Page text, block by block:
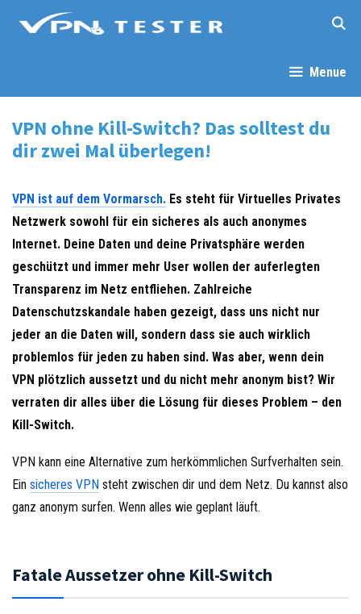
Menue
VPN ohne Kill-Switch? Das solltest du
dir zwei Mal überlegen!
VPN ist auf dem Vormarsch. Es steht für Virtuelles Privates
Netzwerk sowohl für ein sicheres als auch anonymes
Internet. Deine Daten und deine Privatsphäre werden
geschützt und immer mehr User wollen der auferlegten
Transparenz im Netz entfliehen. Zahlreiche
Datenschutzskandale haben gezeigt, dass uns nicht nur
jeder an die Daten will, sondern dass sie auch wirklich
problemlos für jeden zu haben sind. Was aber, wenn dein
VPN plötzlich aussetzt und du nicht mehr anonym bist? Wir
verraten dir alles über die Lösung für dieses Problem – den
Kill-Switch.
VPN kann eine Alternative zum herkömmlichen Surfverhalten sein.
Ein sicheres VPN steht zwischen dir und dem Netz. Du kannst also
ganz anonym surfen. Wenn alles wie geplant läuft.
Fatale Aussetzer ohne Kill-Switch